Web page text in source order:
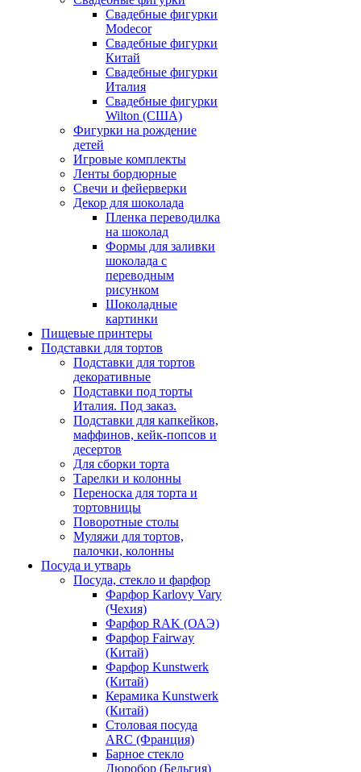
Свадебные фигурки
Modecor
Свадебные фигурки
Китай
Свадебные фигурки
Италия
Свадебные фигурки
Wilton (США)
Фигурки на рождение
детей
Игровые комплекты
Ленты бордюрные
Свечи и фейерверки
Декор для шоколада
Пленка переводилка
на шоколад
Формы для заливки
шоколада с
переводным
рисунком
Шоколадные
картинки
Пищевые принтеры
Подставки для тортов
Подставки для тортов
декоративные
Подставки под торты
Италия. Под заказ.
Подставки для капкейков,
маффинов, кейк-попсов и
десертов
Для сборки торта
Тарелки и колонны
Переноска для торта и
тортовницы
Поворотные столы
Муляжи для тортов,
палочки, колонны
Посуда и утварь
Посуда, стекло и фарфор
Фарфор Karlovy Vary
(Чехия)
Фарфор RAK (ОАЭ)
Фарфор Fairway
(Китай)
Фарфор Kunstwerk
(Китай)
Керамика Kunstwerk
(Китай)
Столовая посуда
ARC (Франция)
Барное стекло
Дюробор (Бельгия)